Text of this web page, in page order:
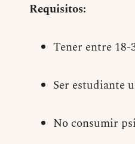
Requisitos:
Tener entre 18-
Ser estudiante
No consumir